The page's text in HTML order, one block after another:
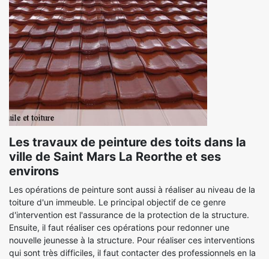
Les travaux de peinture des toits dans la
ville de Saint Mars La Reorthe et ses
environs
Les opérations de peinture sont aussi à réaliser au niveau de la
toiture d'un immeuble. Le principal objectif de ce genre
d'intervention est l'assurance de la protection de la structure.
Ensuite, il faut réaliser ces opérations pour redonner une
nouvelle jeunesse à la structure. Pour réaliser ces interventions
qui sont très difficiles, il faut contacter des professionnels en la